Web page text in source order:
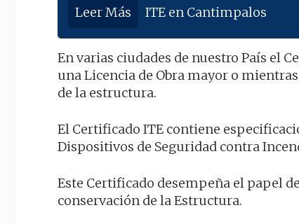
Leer Más ITE en Cantimpalos
En varias ciudades de nuestro País el
una Licencia de Obra mayor o
de la estructura.
El Certificado ITE contiene
Dispositivos de Seguridad contra
Este Certificado desempeña el papel
conservación de la Estructura.